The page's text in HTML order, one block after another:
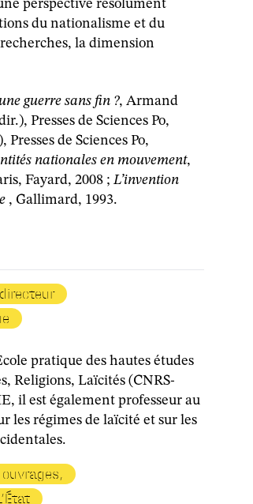
perspective résolument
du nationalisme et du
la dimension
guerre sans fin ?, Armand
Presses de Sciences Po,
de Sciences Po,
nationales en mouvement,
Fayard, 2008 ;L’invention
, Gallimard, 1993.
pratique des hautes études
Religions, Laïcités (CNRS-
il est également professeur au
les régimes de laïcité et sur les